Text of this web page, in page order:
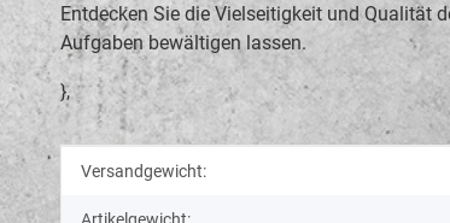
Entdecken Sie die Vielseitigkeit und Qualität
Aufgaben bewältigen lassen.
},
Produkteigenschaft
Wert
Versandgewicht:
Artikelgewicht: